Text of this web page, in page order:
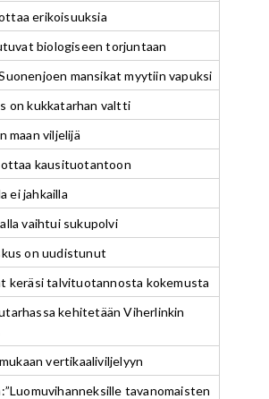
erikoisuuksia
biologiseen torjuntaan
mansikat myytiin vapuksi
on kukkatarhan valtti
maan viljelijä
kausituotantoon
ei jahkailla
vaihtui sukupolvi
on uudistunut
keräsi talvituotannosta kokemusta
kehitetään Viherlinkin
vertikaaliviljelyyn
tavanomaisten